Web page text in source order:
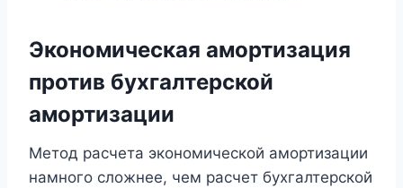
Экономическая амортизация
против бухгалтерской
амортизации
Метод расчета экономической амортизации
намного сложнее, чем расчет бухгалтерской